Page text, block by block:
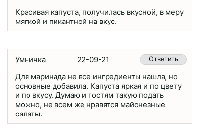
Красивая капуста, получилась вкусной, в меру
мягкой и пикантной на вкус.
Умничка 22-09-21 Ответить
Для маринада не все ингредиенты нашла, но
основные добавила. Капуста яркая и по цвету
и по вкусу. Думаю и гостям такую подать
можно, не всем же нравятся майонезные
салаты.